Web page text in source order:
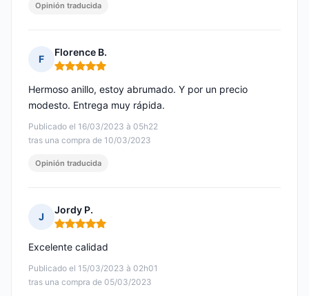
Opinión traducida
F
Florence B.
Nota: 5 de 5
Publicado el 16/03/2023 à 05h22
tras una compra de 10/03/2023
Hermoso anillo, estoy abrumado. Y por un precio
modesto. Entrega muy rápida.
Opinión traducida
J
Jordy P.
Nota: 5 de 5
Publicado el 15/03/2023 à 02h01
tras una compra de 05/03/2023
Excelente calidad